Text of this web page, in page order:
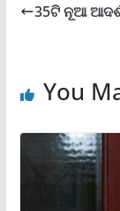
35ଟି ନୂଆ
You